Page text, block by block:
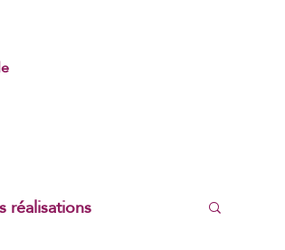
réalisations